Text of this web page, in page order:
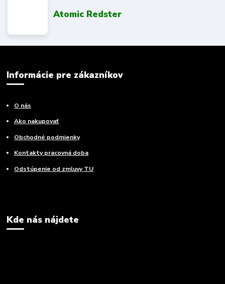
Atomic Redster
Informácie pre zákazníkov
O nás
Ako nakupovať
Obchodné podmienky
Kontakty pracovná doba
Odstúpenie od zmluvy TU
Kde nás nájdete